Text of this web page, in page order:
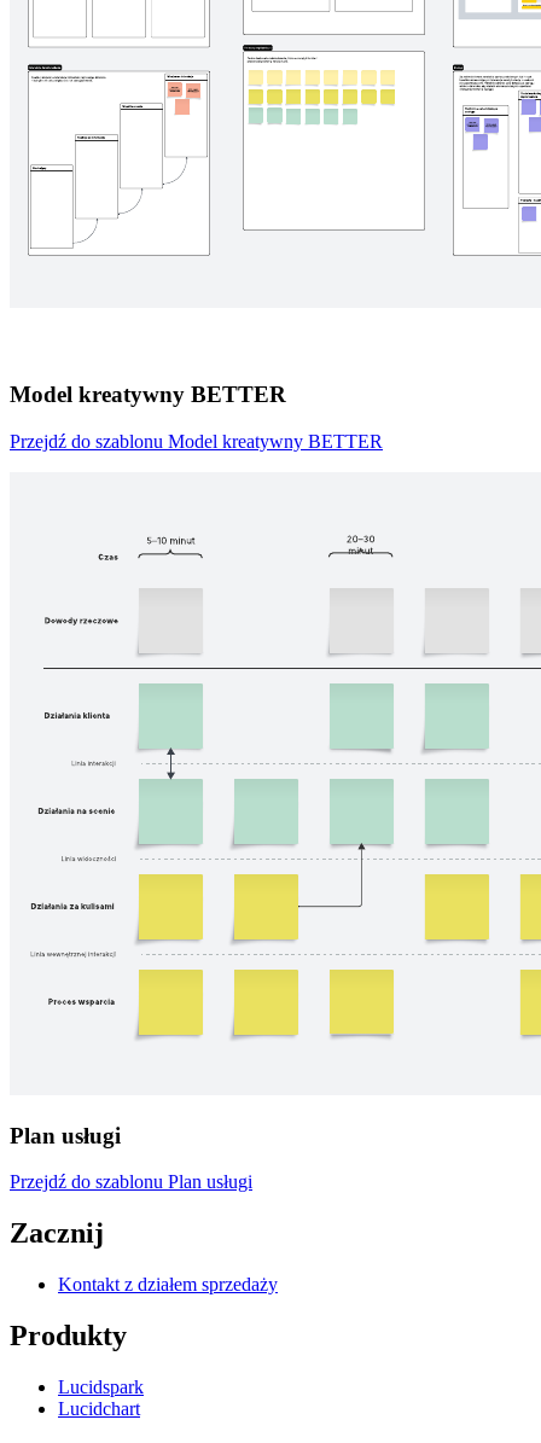
Model kreatywny BETTER
Przejdź do szablonu Model kreatywny BETTER
Plan usługi
Przejdź do szablonu Plan usługi
Zacznij
Kontakt z działem sprzedaży
Produkty
Lucidspark
Lucidchart